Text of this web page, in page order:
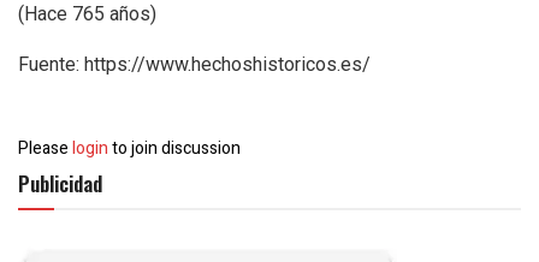
(Hace 765 años)
Fuente: https://www.hechoshistoricos.es/
Pleaseloginto join discussion
Publicidad